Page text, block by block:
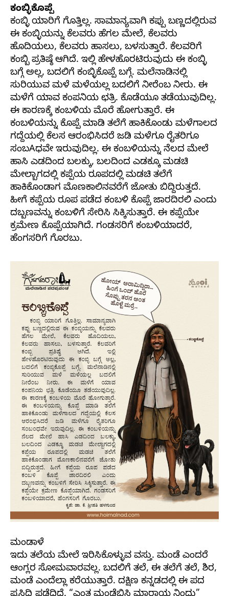
ಕಂಬ್ಳಿಕೊಪ್ಪೆ
ಕಂಬ್ಳಿ ಯಾರಿಗೆ ಗೊತ್ತಿಲ್ಲ. ಸಾಮಾನ್ಯವಾಗಿ ಕಪ್ಪು ಬಣ್ಣದಲ್ಲಿರುವ
ಈ ಕಂಬ್ಳಿಯನ್ನು ಕೆಲವರು ಹೆಗಲ ಮೇಲೆ, ಕೆಲವರು
ಹೊದಿಯಲು, ಕೆಲವರು ಹಾಸಲು, ಬಳಸುತ್ತಾರೆ. ಕೆಲವರಿಗೆ
ಕಂಬ್ಬಿ ಪ್ರತಿಷ್ಠೆ ಆಗಿದೆ. ಇಲ್ಲಿ ಹೇಳಹೊರಟಿರುವುದು ಈ ಕಂಬ್ಳಿ
ಬಗ್ಗೆ ಅಲ್ಲ, ಬದಲಿಗೆ ಕಂಬ್ಳಿಕೊಪ್ಪೆ ಬಗ್ಗೆ. ಮಲೆನಾಡಿನಲ್ಲಿ
ಸುರಿಯುವ ಮಳೆ ಮಳೆಯಲ್ಲ ಬದಲಿಗೆ ನೀರೆಂಬ ನೀರು. ಈ
ಮಳೆಗೆ ಯಾವ ಕಂಪನಿಯ ಛತ್ರಿ. ಕೊಡೆಯೂ ತಡೆಯುವುದಿಲ್ಲ.
ಈ ಕಾರಣಕ್ಕೆ ಕಂಬಳಿಯ ಮೊರೆ ಹೋಗುತ್ತಾರೆ. ಈ
ಕಂಬಳಿಯನ್ನು ಕೊಪ್ಪೆ ಮಾಡಿ ತಲೆಗೆ ಹಾಕಿಕೊಂಡು ಮಳೆಗಾಲದ
ಗದ್ದೆಯಲ್ಲಿ ಕೆಲಸ ಆರಂಭಿಸಿದರೆ ಜಡಿ ಮಳೆಗೂ ರೈತರಿಗೂ
ಸಂಬAಧವೇ ಇರುವುದಿಲ್ಲ. ಈ ಕಂಬಳಿಯನ್ನು ನೆಲದ ಮೇಲೆ
ಹಾಸಿ ಎಡದಿಂದ ಬಲಕ್ಕು, ಬಲದಿಂದ ಎಡಕ್ಕೂ ಮಡಚಿ
ಮೇಲ್ಬಾಗದಲ್ಲಿ ಕಪ್ಪೆಯ ರೂಪದಲ್ಲಿ ಮಡಚಿ ತಲೆಗೆ
ಹಾಕಿಕೊಂಡಾಗ ಮೊಣಕಾಲಿನವರೆಗೆ ಜೋತು ಬಿದ್ದಿರುತ್ತದೆ.
ಹೀಗೆ ಕಪ್ಪೆಯ ರೂಪ ಪಡೆದ ಕಂಬಳಿ ಕೊಪ್ಪೆ ಜಾರದಿರಲಿ ಎಂದು
ದಬ್ಬಣವನ್ನು ಕಂಬಳಿಗೆ ಸೇರಿಸಿ ಸಿಕ್ಕಿಸುತ್ತಾರೆ. ಈ ಕಪ್ಪೆಯೇ
ಕ್ರಮೇಣ ಕೊಪ್ಪೆಯಾಗಿದೆ. ಗಂಡಸರಿಗೆ ಕಂಬಳಿಯಾದರೆ,
ಹೆಂಗಸರಿಗೆ ಗೊರಬು.
ಮಂಡಾಳೆ
ಇದು ತಲೆಯ ಮೇಲೆ ಇರಿಸಿಕೊಳ್ಳುವ ವಸ್ತು. ಮಂಡೆ ಎಂದರೆ
ಆಂಗ್ಲರ ಸೋಮವಾರವಲ್ಲ. ಬದಲಿಗೆ ತಲೆ, ಈ ತಲೆಗೆ ತಲೆ, ಶಿರ,
ಮಂಡೆ ಎಂದೆಲ್ಲಾ ಕರೆಯುತ್ತಾರೆ. ದಕ್ಷಿಣ ಕನ್ನಡದಲ್ಲಿ ಈ ಪದ